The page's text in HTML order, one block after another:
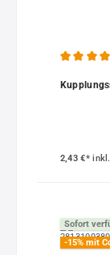
2,43 €*
Sofort
-15% mit